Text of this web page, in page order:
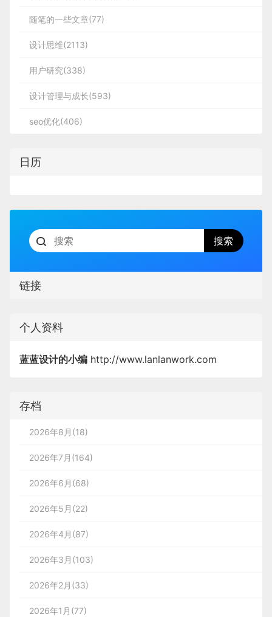
随笔的一些文章(77)
设计思维(2113)
用户研究(338)
设计管理与成长(593)
seo优化(406)
日历
链接
个人资料
蓝蓝设计的小编 http://www.lanlanwork.com
存档
2026年8月(18)
2026年7月(164)
2026年6月(68)
2026年5月(22)
2026年4月(87)
2026年3月(103)
2026年2月(33)
2026年1月(77)